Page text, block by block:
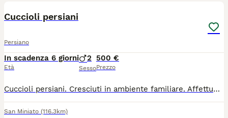
Cuccioli persiani
Persiano
In scadenza 6 giorni
Età
2
Sesso
500 €
Prezzo
Cuccioli persiani. Cresciuti in ambiente familiare. Affettuosi di colore bianco e nero. Genitori visibili. Test genetici negativi. Completamente vaccinati
San Miniato (116.3km)